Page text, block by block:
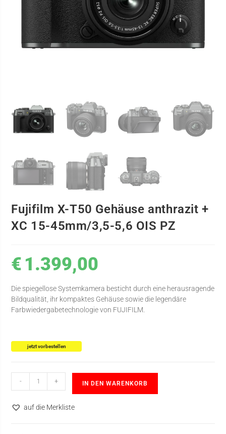
Fujifilm X-T50 Gehäuse anthrazit +
XC 15-45mm/3,5-5,6 OIS PZ
€ 1.399,00
Die spiegellose Systemkamera besticht durch eine herausragende
Bildqualität, ihr kompaktes Gehäuse sowie die legendäre
Farbwiedergabetechnologie von FUJIFILM.
jetzt vorbestellen
- + IN DEN WARENKORB
auf die Merkliste